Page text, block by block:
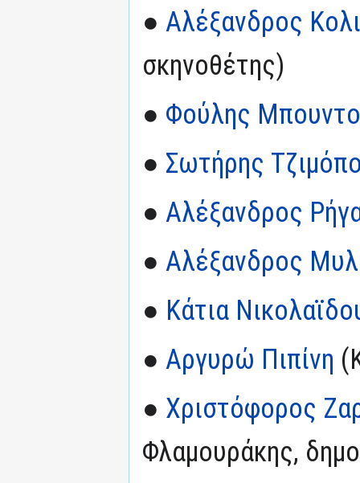
● Αλέξανδρος
σκηνοθέτης)
● Φούλης
● Σωτήρης
● Αλέξανδρος
● Αλέξανδρος
● Κάτια
● Αργυρώ Πιπίνη
● Χριστόφορος
Φλαμουράκης,